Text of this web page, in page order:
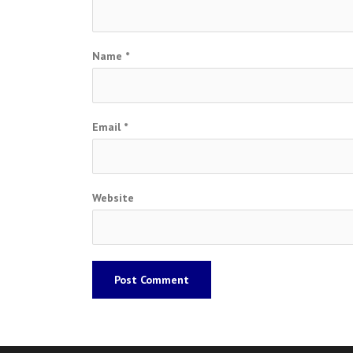
Name *
Email *
Website